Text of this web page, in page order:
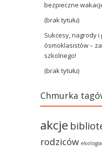
bezpieczne
(brak tytułu)
Sukcesy, nagrody
ósmoklasistów –
szkolnego!
(brak tytułu)
Chmurka
akcje
rodziców ekologia